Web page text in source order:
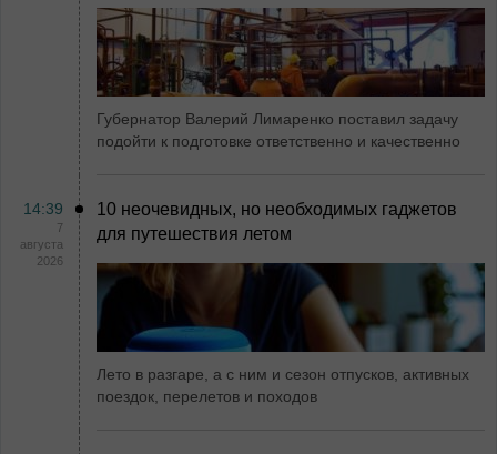
Губернатор Валерий Лимаренко поставил задачу
подойти к подготовке ответственно и качественно
14:39
7
августа
2026
10 неочевидных, но необходимых гаджетов
для путешествия летом
Лето в разгаре, а с ним и сезон отпусков, активных
поездок, перелетов и походов